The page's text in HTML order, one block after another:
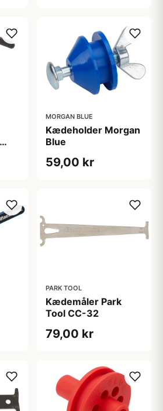
MORGAN BLUE
Kædeholder Morgan
Blue
59,00 kr
PARK TOOL
Kædemåler Park
Tool CC-32
79,00 kr